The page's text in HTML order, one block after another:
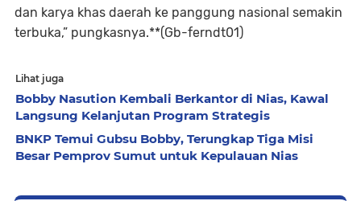
dan karya khas daerah ke panggung nasional semakin
terbuka,” pungkasnya.**(Gb-ferndt01)
Lihat juga
Bobby Nasution Kembali Berkantor di Nias, Kawal
Langsung Kelanjutan Program Strategis
BNKP Temui Gubsu Bobby, Terungkap Tiga Misi
Besar Pemprov Sumut untuk Kepulauan Nias